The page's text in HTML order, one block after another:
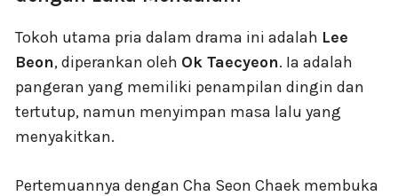
Tokoh utama pria dalam drama ini adalah Lee
Beon, diperankan oleh Ok Taecyeon. Ia adalah
pangeran yang memiliki penampilan dingin dan
tertutup, namun menyimpan masa lalu yang
menyakitkan.
Pertemuannya dengan Cha Seon Chaek membuka